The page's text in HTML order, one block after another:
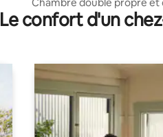
avec machine à laver ! {201}
Le confort d'un